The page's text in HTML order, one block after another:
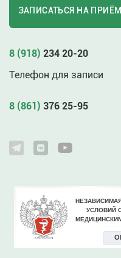
ЗАПИСАТЬСЯ НА ПРИЁМ
8 (918) 234 20-20
Телефон для записи
8 (861) 376 25-95